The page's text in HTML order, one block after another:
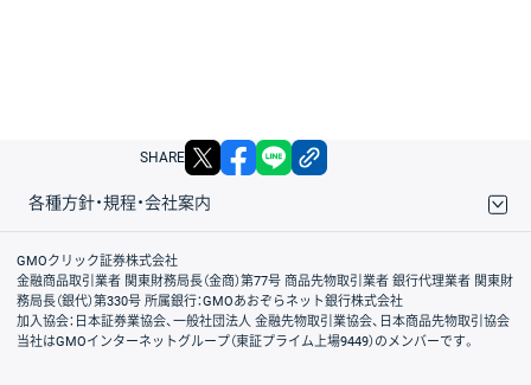
SHARE X facebook
各種方針・規程・会社案内
取引規程・約款
サイトマップ
その他のご案内
個人情報保護方針
最良執行方針
サイトのご利用について
ディスクレイマー
信託保全
リスク説明
会社案内
GMOクリック証券株式会社
金融商品取引業者 関東財務局長（金商）第77号 商品先物取引業者 銀行代理業者 関東財
務局長（銀代）第330号 所属銀行：GMOあおぞらネット銀行株式会社
加入協会：日本証券業協会、一般社団法人 金融先物取引業協会、日本商品先物取引協会
当社はGMOインターネットグループ（東証プライム上場9449）のメンバーです。